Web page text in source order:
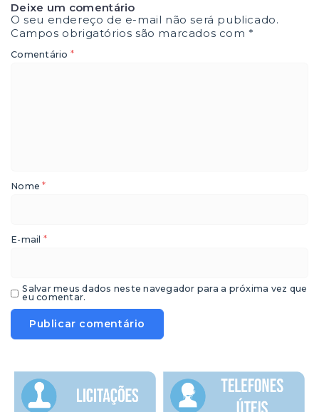
Deixe um comentário
O seu endereço de e-mail não será publicado.
Campos obrigatórios são marcados com*
Comentário *
Nome*
E-mail *
Salvar meus dados neste navegador para a próxima vez que
eu comentar.